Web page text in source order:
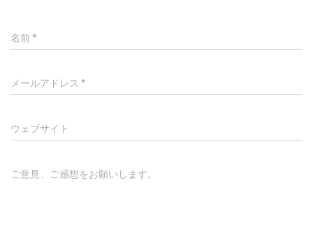
名前*
メールアドレス *
ウェブサイト
ご意見、ご感想をお願いします。